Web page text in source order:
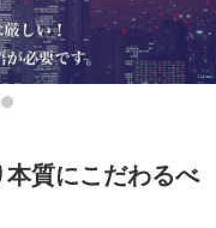
本質にこだわるべ